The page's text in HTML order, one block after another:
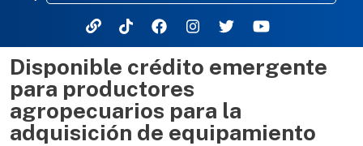
Pasar al contenido principal
Disponible crédito emergente
para productores
agropecuarios para la
adquisición de equipamiento